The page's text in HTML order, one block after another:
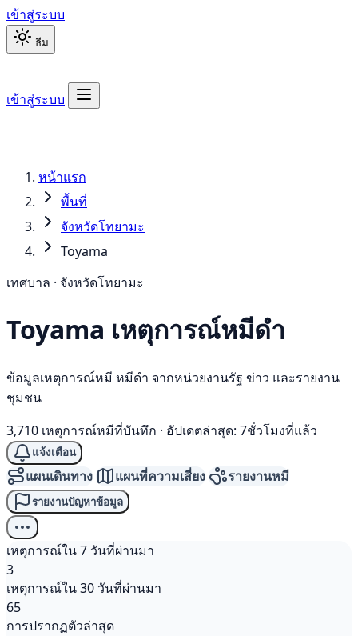
เข้าสู่ระบบ
ธีม
เข้าสู่ระบบ
หน้าแรก
พื้นที่
จังหวัดโทยามะ
Toyama
เทศบาล · จังหวัดโทยามะ
Toyama เหตุการณ์หมีดำ
ข้อมูลเหตุการณ์หมี หมีดำ จากหน่วยงานรัฐ ข่าว และรายงาน
ชุมชน
3,710 เหตุการณ์หมีที่บันทึก · อัปเดตล่าสุด: 7ชั่วโมงที่แล้ว
แจ้งเตือน
แผนเดินทาง แผนที่ความเสี่ยง รายงานหมี
รายงานปัญหาข้อมูล
เหตุการณ์ใน 7 วันที่ผ่านมา
3
เหตุการณ์ใน 30 วันที่ผ่านมา
65
การปรากฏตัวล่าสุด